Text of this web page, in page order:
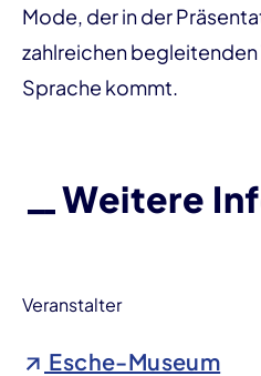
Mode, der in der
zahlreichen
Sprache kommt.
Weitere
Veranstalter
Esche-Museum